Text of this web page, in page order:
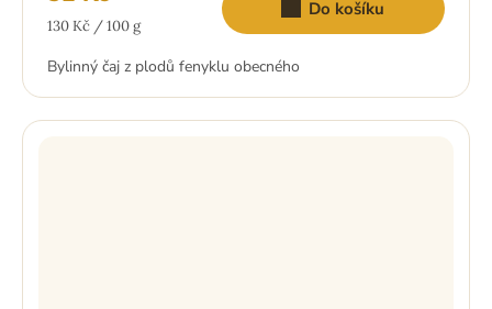
Měrná
130 Kč / 100 g
Do košíku
Bylinný čaj z plodů fenyklu obecného